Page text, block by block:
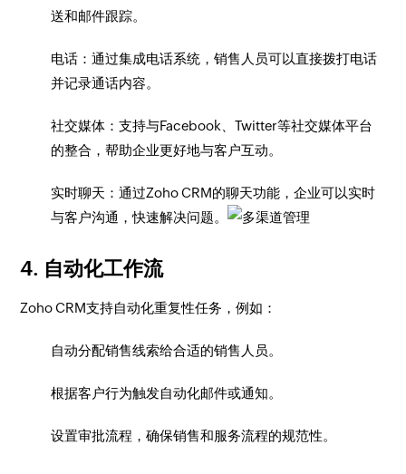
送和邮件跟踪。
电话：通过集成电话系统，销售人员可以直接拨打电话
并记录通话内容。
社交媒体：支持与Facebook、Twitter等社交媒体平台
的整合，帮助企业更好地与客户互动。
实时聊天：通过Zoho CRM的聊天功能，企业可以实时
与客户沟通，快速解决问题。
4. 自动化工作流
Zoho CRM支持自动化重复性任务，例如：
自动分配销售线索给合适的销售人员。
根据客户行为触发自动化邮件或通知。
设置审批流程，确保销售和服务流程的规范性。